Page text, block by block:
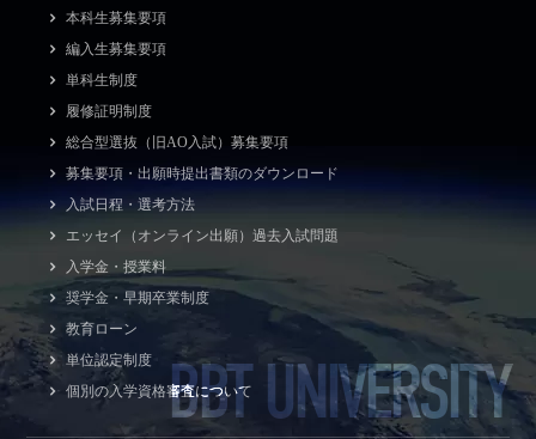
本科生募集要項
編入生募集要項
単科生制度
履修証明制度
総合型選抜（旧AO入試）募集要項
募集要項・出願時提出書類のダウンロード
入試日程・選考方法
エッセイ（オンライン出願）過去入試問題
入学金・授業料
奨学金・早期卒業制度
教育ローン
単位認定制度
個別の入学資格審査についてBBT UNIVERSITY